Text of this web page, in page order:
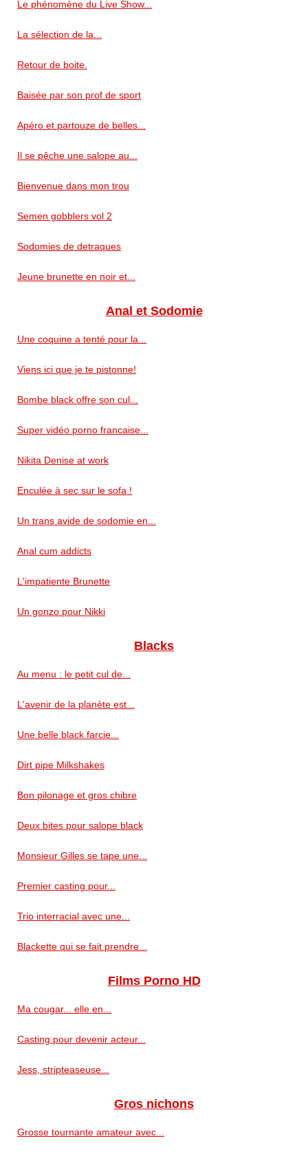
Le phénomène du Live Show...
La sélection de la...
Retour de boite.
Baisée par son prof de sport
Apéro et partouze de belles...
Il se pêche une salope au...
Bienvenue dans mon trou
Semen gobblers vol 2
Sodomies de detraques
Jeune brunette en noir et...
Anal et Sodomie
Une coquine a tenté pour la...
Viens ici que je te pistonne!
Bombe black offre son cul...
Super vidéo porno francaise...
Nikita Denise at work
Enculée à sec sur le sofa !
Un trans avide de sodomie en...
Anal cum addicts
L'impatiente Brunette
Un gonzo pour Nikki
Blacks
Au menu : le petit cul de...
L'avenir de la planète est...
Une belle black farcie...
Dirt pipe Milkshakes
Bon pilonage et gros chibre
Deux bites pour salope black
Monsieur Gilles se tape une...
Premier casting pour...
Trio interracial avec une...
Blackette qui se fait prendre...
Films Porno HD
Ma cougar... elle en...
Casting pour devenir acteur...
Jess, stripteaseuse...
Gros nichons
Grosse tournante amateur avec...